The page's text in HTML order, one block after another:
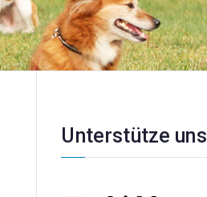
Unterstütze uns